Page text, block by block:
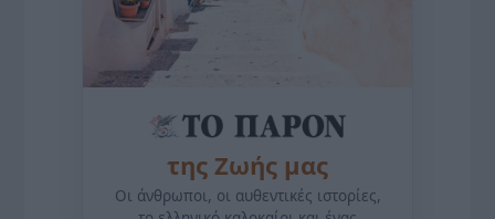
της Ζωής μας
Οι άνθρωποι, οι αυθεντικές ιστορίες,